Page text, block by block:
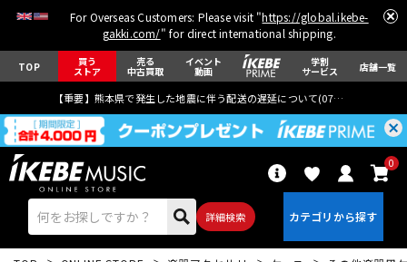
For Overseas Customers: Please visit "https://global.ikebe-
gakki.com/" for direct international shipping.
TOP 買う
ストア
売る
中古買取
イベント
動画
学割
サービス 店舗一覧
【重要】熊本県で発生した地震に伴う配送の遅延について(07月29日
詳細検索
0